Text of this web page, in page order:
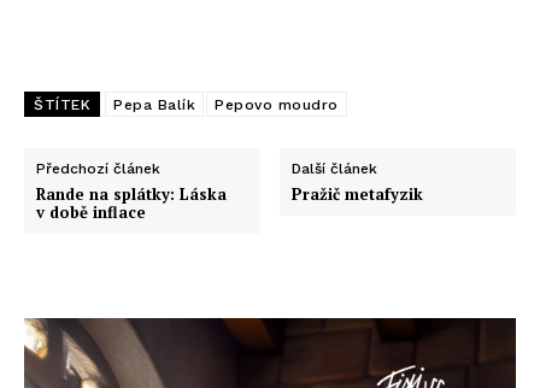
ŠTÍTEK Pepa Balík Pepovo moudro
Předchozí článek
Rande na splátky: Láska
v době inflace
Další článek
Pražič metafyzik